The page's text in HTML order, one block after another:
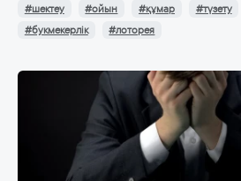
#шектеу
#ойын #құмар #түзету
#букмекерлік
#лоторея